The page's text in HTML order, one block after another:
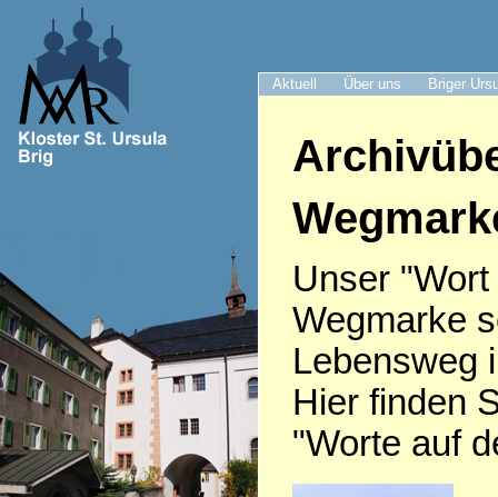
Aktuell Über uns Briger
Unser
Wegmarke
Lebensweg
Hier finden
"Worte auf